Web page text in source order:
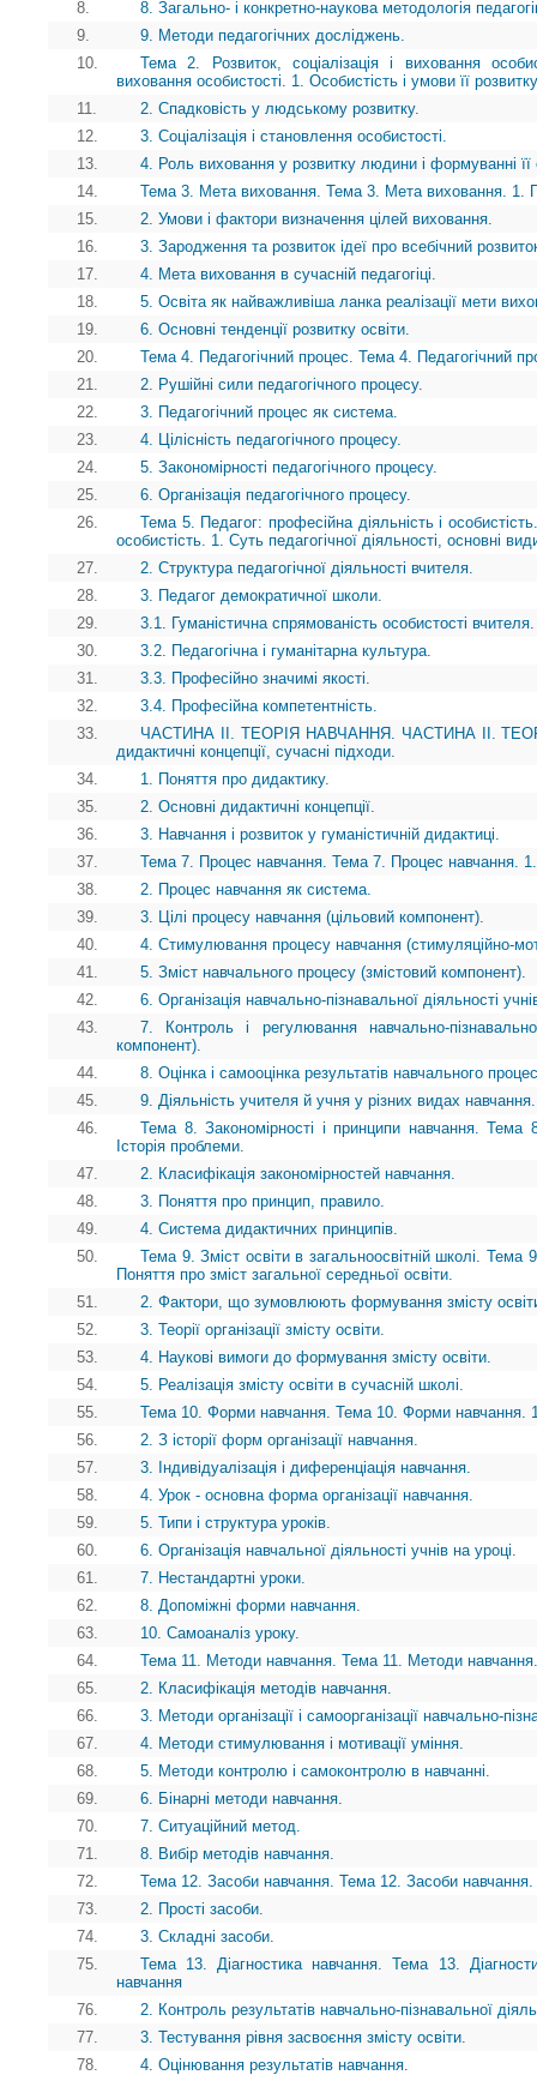
8.
8. Загально- і конкретно-наукова методологія
9.
9. Методи педагогічних досліджень.
10.
Тема 2. Розвиток, соціалізація і виховання
виховання особистості. 1. Особистість і умови її розвитку
11.
2. Спадковість у людському розвитку.
12.
3. Соціалізація і становлення особистості.
13.
4. Роль виховання у розвитку людини і формуванні її
14.
Тема 3. Мета виховання. Тема 3. Мета виховання. 1.
15.
2. Умови і фактори визначення цілей виховання.
16.
3. Зародження та розвиток ідеї про всебічний
17.
4. Мета виховання в сучасній педагогіці.
18.
5. Освіта як найважливіша ланка реалізації мети
19.
6. Основні тенденції розвитку освіти.
20.
Тема 4. Педагогічний процес. Тема 4. Педагогічний
21.
2. Рушійні сили педагогічного процесу.
22.
3. Педагогічний процес як система.
23.
4. Цілісність педагогічного процесу.
24.
5. Закономірності педагогічного процесу.
25.
6. Організація педагогічного процесу.
26.
Тема 5. Педагог: професійна діяльність і
особистість. 1. Суть педагогічної діяльності, основні
27.
2. Структура педагогічної діяльності вчителя.
28.
3. Педагог демократичної школи.
29.
3.1. Гуманістична спрямованість особистості вчителя.
30.
3.2. Педагогічна і гуманітарна культура.
31.
3.3. Професійно значимі якості.
32.
3.4. Професійна компетентність.
33.
ЧАСТИНА II. ТЕОРІЯ НАВЧАННЯ. ЧАСТИНА II.
дидактичні концепції, сучасні підходи.
34.
1. Поняття про дидактику.
35.
2. Основні дидактичні концепції.
36.
3. Навчання і розвиток у гуманістичній дидактиці.
37.
Тема 7. Процес навчання. Тема 7. Процес навчання.
38.
2. Процес навчання як система.
39.
3. Цілі процесу навчання (цільовий компонент).
40.
4. Стимулювання процесу навчання (стимуляційно-
41.
5. Зміст навчального процесу (змістовий компонент).
42.
6. Організація навчально-пізнавальної діяльності
43.
7. Контроль і регулювання навчально-
компонент).
44.
8. Оцінка і самооцінка результатів навчального
45.
9. Діяльність учителя й учня у різних видах навчання.
46.
Тема 8. Закономірності і принципи навчання. Тема
Історія проблеми.
47.
2. Класифікація закономірностей навчання.
48.
3. Поняття про принцип, правило.
49.
4. Система дидактичних принципів.
50.
Тема 9. Зміст освіти в загальноосвітній школі. Тема
Поняття про зміст загальної середньої освіти.
51.
2. Фактори, що зумовлюють формування змісту
52.
3. Теорії організації змісту освіти.
53.
4. Наукові вимоги до формування змісту освіти.
54.
5. Реалізація змісту освіти в сучасній школі.
55.
Тема 10. Форми навчання. Тема 10. Форми навчання.
56.
2. З історії форм організації навчання.
57.
3. Індивідуалізація і диференціація навчання.
58.
4. Урок - основна форма організації навчання.
59.
5. Типи і структура уроків.
60.
6. Організація навчальної діяльності учнів на уроці.
61.
7. Нестандартні уроки.
62.
8. Допоміжні форми навчання.
63.
10. Самоаналіз уроку.
64.
Тема 11. Методи навчання. Тема 11. Методи
65.
2. Класифікація методів навчання.
66.
3. Методи організації і самоорганізації навчально-
67.
4. Методи стимулювання і мотивації уміння.
68.
5. Методи контролю і самоконтролю в навчанні.
69.
6. Бінарні методи навчання.
70.
7. Ситуаційний метод.
71.
8. Вибір методів навчання.
72.
Тема 12. Засоби навчання. Тема 12. Засоби
73.
2. Прості засоби.
74.
3. Складні засоби.
75.
Тема 13. Діагностика навчання. Тема 13.
навчання
76.
2. Контроль результатів навчально-пізнавальної
77.
3. Тестування рівня засвоєння змісту освіти.
78.
4. Оцінювання результатів навчання.